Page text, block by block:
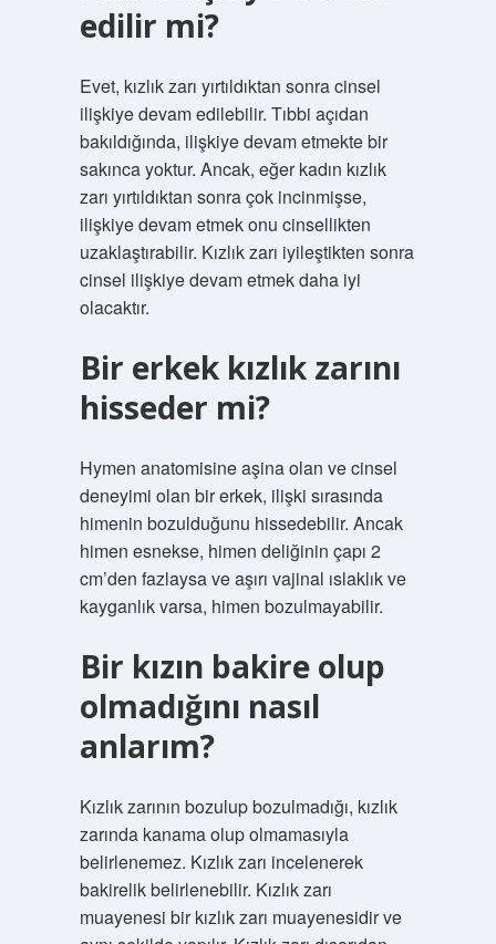
edilir mi?
Evet, kızlık zarı yırtıldıktan sonra cinsel
ilişkiye devam edilebilir. Tıbbi açıdan
bakıldığında, ilişkiye devam etmekte bir
sakınca yoktur. Ancak, eğer kadın kızlık
zarı yırtıldıktan sonra çok incinmişse,
ilişkiye devam etmek onu cinsellikten
uzaklaştırabilir. Kızlık zarı iyileştikten sonra
cinsel ilişkiye devam etmek daha iyi
olacaktır.
Bir erkek kızlık zarını
hisseder mi?
Hymen anatomisine aşina olan ve cinsel
deneyimi olan bir erkek, ilişki sırasında
himenin bozulduğunu hissedebilir. Ancak
himen esnekse, himen deliğinin çapı 2
cm’den fazlaysa ve aşırı vajinal ıslaklık ve
kayganlık varsa, himen bozulmayabilir.
Bir kızın bakire olup
olmadığını nasıl
anlarım?
Kızlık zarının bozulup bozulmadığı, kızlık
zarında kanama olup olmamasıyla
belirlenemez. Kızlık zarı incelenerek
bakirelik belirlenebilir. Kızlık zarı
muayenesi bir kızlık zarı muayenesidir ve